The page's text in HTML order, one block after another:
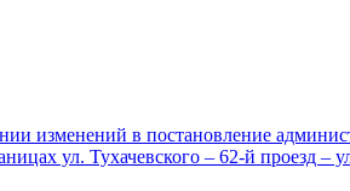
в постановление
ул. Тухачевского – 62-й проезд –